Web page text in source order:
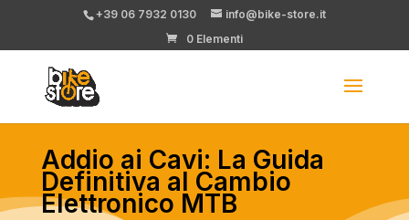
+39 06 7932 0130
info@bike-store.it
0 Elementi
Addio ai Cavi: La Guida
Definitiva al Cambio
Elettronico MTB